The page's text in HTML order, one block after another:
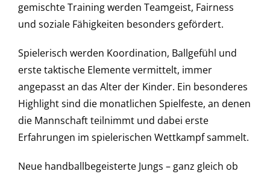
gemischte Training werden Teamgeist, Fairness
und soziale Fähigkeiten besonders gefördert.
Spielerisch werden Koordination, Ballgefühl und
erste taktische Elemente vermittelt, immer
angepasst an das Alter der Kinder. Ein besonderes
Highlight sind die monatlichen Spielfeste, an denen
die Mannschaft teilnimmt und dabei erste
Erfahrungen im spielerischen Wettkampf sammelt.
Neue handballbegeisterte Jungs – ganz gleich ob